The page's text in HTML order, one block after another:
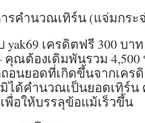
รคำนวณเทิร์น (แจ่มกระ
เครดิตฟรี 300 บา
ณต้องเดิมพันรวม 4,500
อนยอดที่เกิดขึ้นจากเคร
ได้คำนวณเป็นยอดเทิร์น
พื่อให้บรรลุข้อแม้เร็วขึ้น